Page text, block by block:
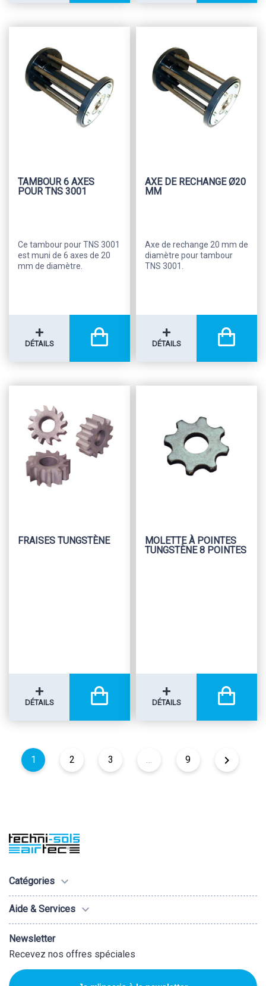
TAMBOUR 6 AXES
POUR TNS 3001
Ce tambour pour TNS 3001
est muni de 6 axes de 20
mm de diamètre.
+
DÉTAILS
AXE DE RECHANGE Ø20
MM
Axe de rechange 20 mm de
diamètre pour tambour
TNS 3001.
+
DÉTAILS
FRAISES TUNGSTÈNE
+
DÉTAILS
MOLETTE À POINTES
TUNGSTÈNE 8 POINTES
+
DÉTAILS
1 2 3 … 9 
Catégories 
Aide & Services 
Newsletter
Recevez nos offres spéciales